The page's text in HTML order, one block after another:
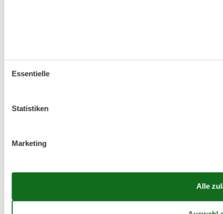
Essentielle
Statistiken
Marketing